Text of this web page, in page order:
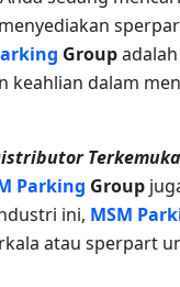
Group
keahlian dalam
Terkemuka
Parking Group
ini, MSM
atau sperpart